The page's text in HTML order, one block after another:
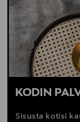
KODIN
Sisusta kotisi